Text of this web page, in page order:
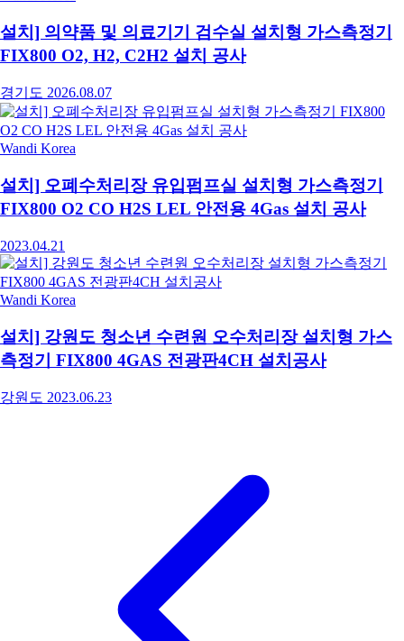
설치] 의약품 및 의료기기 검수실 설치형 가스측정기
FIX800 O2, H2, C2H2 설치 공사
경기도 2026.08.07
Wandi Korea
설치] 오폐수처리장 유입펌프실 설치형 가스측정기
FIX800 O2 CO H2S LEL 안전용 4Gas 설치 공사
2023.04.21
Wandi Korea
설치] 강원도 청소년 수련원 오수처리장 설치형 가스
측정기 FIX800 4GAS 전광판4CH 설치공사
강원도 2023.06.23